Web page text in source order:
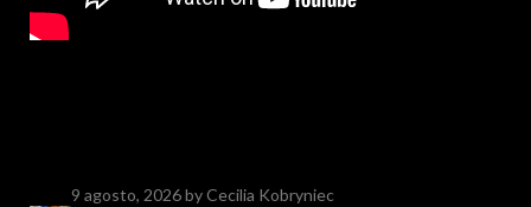
9 agosto, 2026by Cecilia Kobryniec